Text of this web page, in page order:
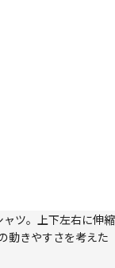
ツ。上下左右に伸縮
動きやすさを考えた